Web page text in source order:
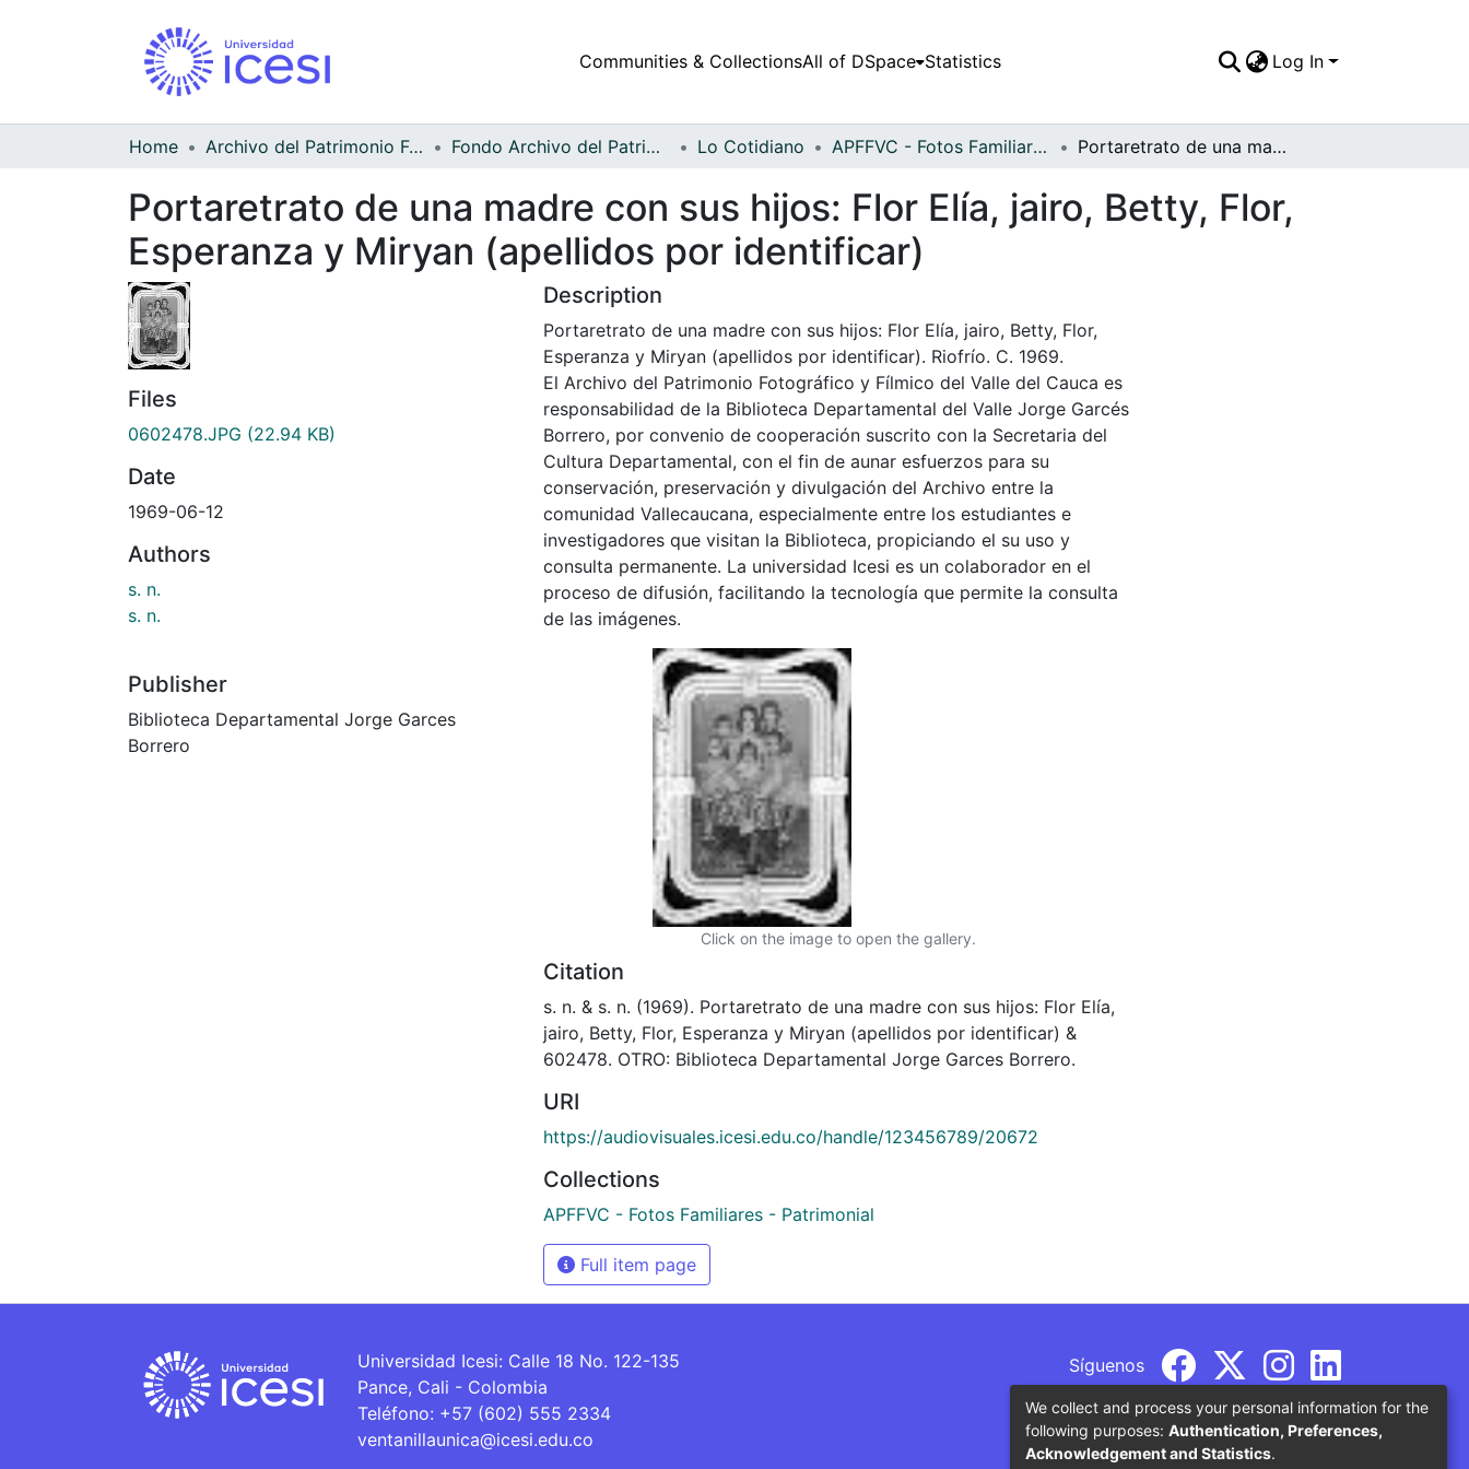
Communities & CollectionsAll of DSpace Statistics Log In
Home Archivo del Patrimonio Fotográfico y Fílmico del Valle del Cauca Fondo Archivo del Patrimonio Fotográfico y Fílmico del Valle del Cauca Lo Cotidiano APFFVC - Fotos Familiares - Patrimonial Portaretrato de una madre con sus hijos: Flor Elía, jairo, Betty, Flor, Esperanza y Miryan (apellidos por identificar)
Portaretrato de una madre con sus hijos: Flor Elía, jairo, Betty, Flor,
Esperanza y Miryan (apellidos por identificar)
Files
0602478.JPG (22.94 KB)
Date
1969-06-12
Authors
s. n.
s. n.
Publisher
Biblioteca Departamental Jorge Garces
Borrero
Description
Portaretrato de una madre con sus hijos: Flor Elía, jairo, Betty, Flor,
Esperanza y Miryan (apellidos por identificar). Riofrío. C. 1969.
El Archivo del Patrimonio Fotográfico y Fílmico del Valle del Cauca es
responsabilidad de la Biblioteca Departamental del Valle Jorge Garcés
Borrero, por convenio de cooperación suscrito con la Secretaria del
Cultura Departamental, con el fin de aunar esfuerzos para su
conservación, preservación y divulgación del Archivo entre la
comunidad Vallecaucana, especialmente entre los estudiantes e
investigadores que visitan la Biblioteca, propiciando el su uso y
consulta permanente. La universidad Icesi es un colaborador en el
proceso de difusión, facilitando la tecnología que permite la consulta
de las imágenes.
Click on the image to open the gallery.
Citation
s. n. & s. n. (1969). Portaretrato de una madre con sus hijos: Flor Elía,
jairo, Betty, Flor, Esperanza y Miryan (apellidos por identificar) &
602478. OTRO: Biblioteca Departamental Jorge Garces Borrero.
URI
https://audiovisuales.icesi.edu.co/handle/123456789/20672
Collections
APFFVC - Fotos Familiares - Patrimonial
Full item page
Universidad Icesi: Calle 18 No. 122-135
Pance, Cali - Colombia
Teléfono: +57 (602) 555 2334
ventanillaunica@icesi.edu.co
Síguenos
We collect and process your personal information for the
following purposes: Authentication, Preferences,
Acknowledgement and Statistics.